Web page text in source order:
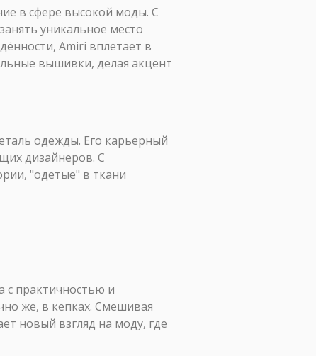
в сфере высокой моды. С
уникальное место
Amiri вплетает в
вышивки, делая акцент
одежды. Его карьерный
дизайнеров. С
"одетые" в ткани
с практичностью и
же, в кепках. Смешивая
новый взгляд на моду, где